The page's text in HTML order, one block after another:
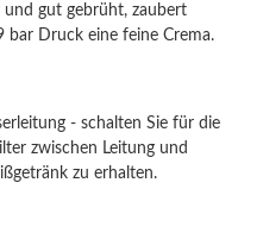
und gut gebrüht, zaubert
bar Druck eine feine Crema.
- schalten Sie für die
zwischen Leitung und
zu erhalten.